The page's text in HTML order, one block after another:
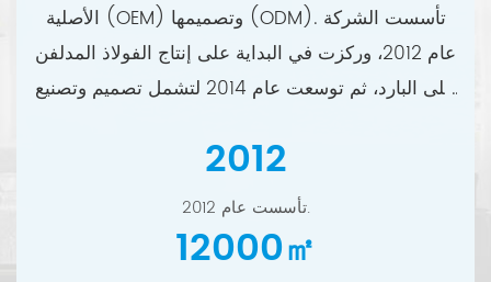
الأصلية (OEM) وتصميمها (ODM). تأسست الشركة
عام 2012، وركزت في البداية على إنتاج الفولاذ المدلفن
على البارد، ثم توسعت عام 2014 لتشمل تصميم وتصنيع
2012
تأسست عام 2012.
12000㎡